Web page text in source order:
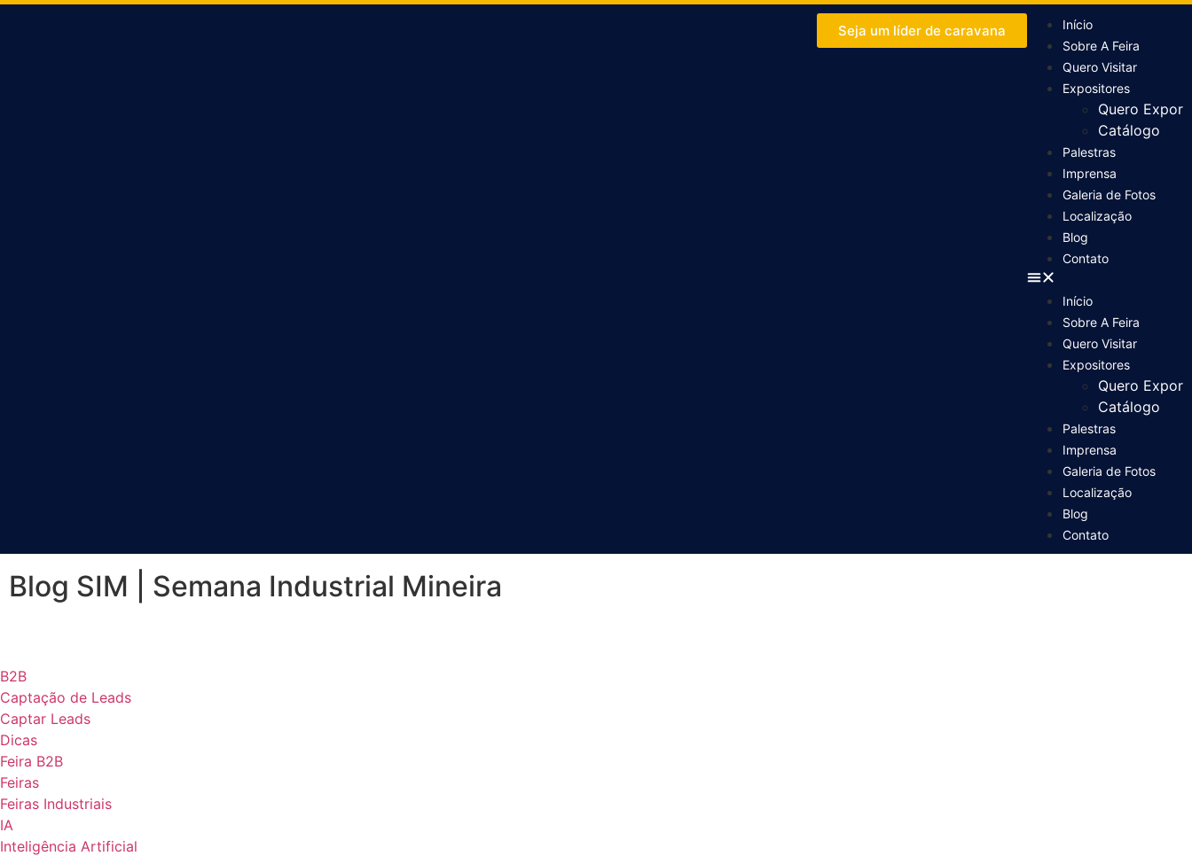
Início
Sobre A Feira
Quero Visitar
Expositores
Quero Expor
Catálogo
Palestras
Imprensa
Galeria de Fotos
Localização
Blog
Contato
Início
Sobre A Feira
Quero Visitar
Expositores
Quero Expor
Catálogo
Palestras
Imprensa
Galeria de Fotos
Localização
Blog
Contato
Seja um líder de caravana
Blog SIM | Semana Industrial Mineira
B2B
Captação de Leads
Captar Leads
Dicas
Feira B2B
Feiras
Feiras Industriais
IA
Inteligência Artificial